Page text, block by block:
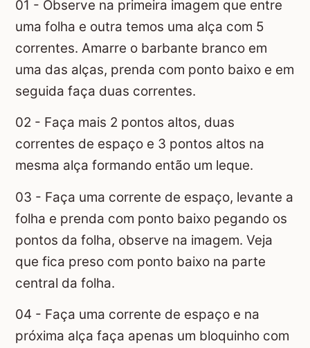
01 - Observe na primeira imagem que entre
uma folha e outra temos uma alça com 5
correntes. Amarre o barbante branco em
uma das alças, prenda com ponto baixo e em
seguida faça duas correntes.
02 - Faça mais 2 pontos altos, duas
correntes de espaço e 3 pontos altos na
mesma alça formando então um leque.
03 - Faça uma corrente de espaço, levante a
folha e prenda com ponto baixo pegando os
pontos da folha, observe na imagem. Veja
que fica preso com ponto baixo na parte
central da folha.
04 - Faça uma corrente de espaço e na
próxima alça faça apenas um bloquinho com